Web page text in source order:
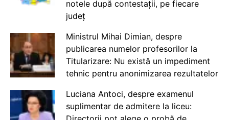
notele după contestații, pe fiecare
județ
Ministrul Mihai Dimian, despre
publicarea numelor profesorilor la
Titularizare: Nu există un impediment
tehnic pentru anonimizarea rezultatelor
Luciana Antoci, despre examenul
suplimentar de admitere la liceu: